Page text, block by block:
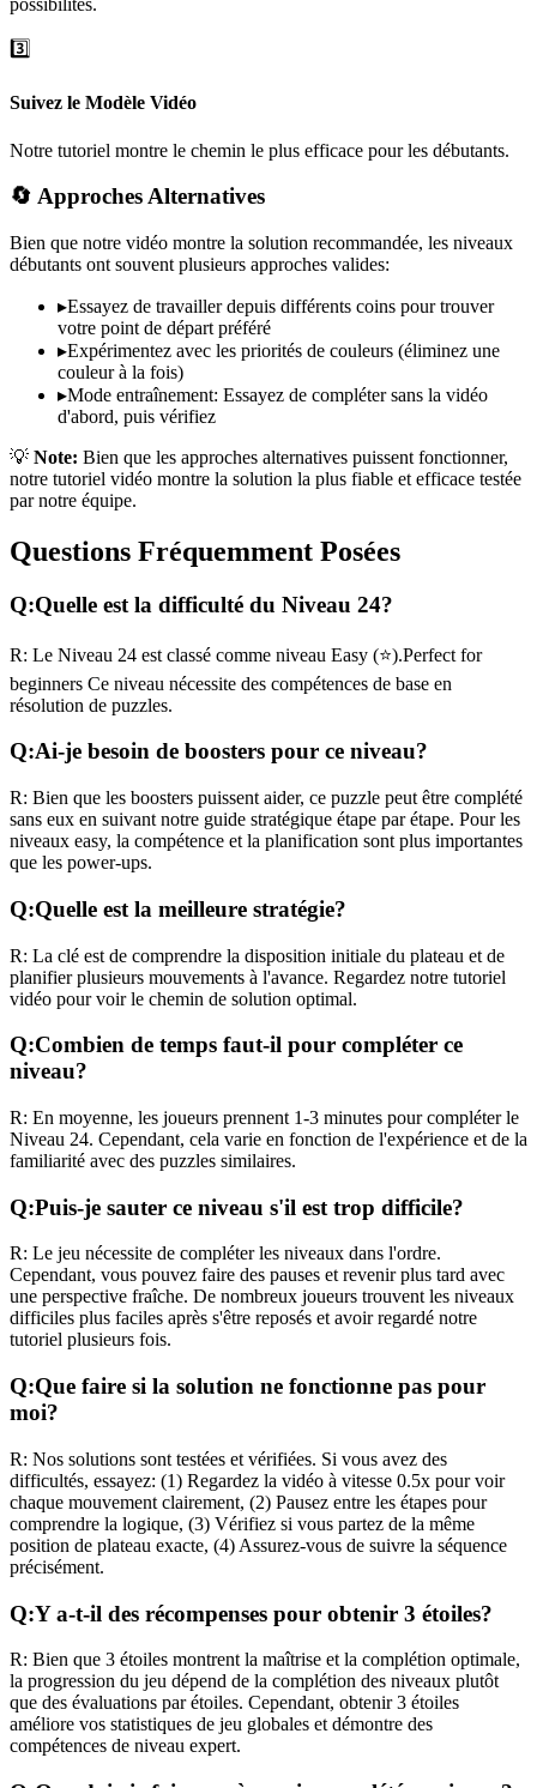
possibilités.
3️⃣
Suivez le Modèle Vidéo
Notre tutoriel montre le chemin le plus efficace pour les débutants.
🔄 Approches Alternatives
Bien que notre vidéo montre la solution recommandée, les niveaux
débutants ont souvent plusieurs approches valides:
▸Essayez de travailler depuis différents coins pour trouver
votre point de départ préféré
▸Expérimentez avec les priorités de couleurs (éliminez une
couleur à la fois)
▸Mode entraînement: Essayez de compléter sans la vidéo
d'abord, puis vérifiez
💡 Note: Bien que les approches alternatives puissent fonctionner,
notre tutoriel vidéo montre la solution la plus fiable et efficace testée
par notre équipe.
Questions Fréquemment Posées
Q:Quelle est la difficulté du Niveau 24?
R: Le Niveau 24 est classé comme niveau Easy (⭐).Perfect for
beginners Ce niveau nécessite des compétences de base en
résolution de puzzles.
Q:Ai-je besoin de boosters pour ce niveau?
R: Bien que les boosters puissent aider, ce puzzle peut être complété
sans eux en suivant notre guide stratégique étape par étape. Pour les
niveaux easy, la compétence et la planification sont plus importantes
que les power-ups.
Q:Quelle est la meilleure stratégie?
R: La clé est de comprendre la disposition initiale du plateau et de
planifier plusieurs mouvements à l'avance. Regardez notre tutoriel
vidéo pour voir le chemin de solution optimal.
Q:Combien de temps faut-il pour compléter ce
niveau?
R: En moyenne, les joueurs prennent 1-3 minutes pour compléter le
Niveau 24. Cependant, cela varie en fonction de l'expérience et de la
familiarité avec des puzzles similaires.
Q:Puis-je sauter ce niveau s'il est trop difficile?
R: Le jeu nécessite de compléter les niveaux dans l'ordre.
Cependant, vous pouvez faire des pauses et revenir plus tard avec
une perspective fraîche. De nombreux joueurs trouvent les niveaux
difficiles plus faciles après s'être reposés et avoir regardé notre
tutoriel plusieurs fois.
Q:Que faire si la solution ne fonctionne pas pour
moi?
R: Nos solutions sont testées et vérifiées. Si vous avez des
difficultés, essayez: (1) Regardez la vidéo à vitesse 0.5x pour voir
chaque mouvement clairement, (2) Pausez entre les étapes pour
comprendre la logique, (3) Vérifiez si vous partez de la même
position de plateau exacte, (4) Assurez-vous de suivre la séquence
précisément.
Q:Y a-t-il des récompenses pour obtenir 3 étoiles?
R: Bien que 3 étoiles montrent la maîtrise et la complétion optimale,
la progression du jeu dépend de la complétion des niveaux plutôt
que des évaluations par étoiles. Cependant, obtenir 3 étoiles
améliore vos statistiques de jeu globales et démontre des
compétences de niveau expert.